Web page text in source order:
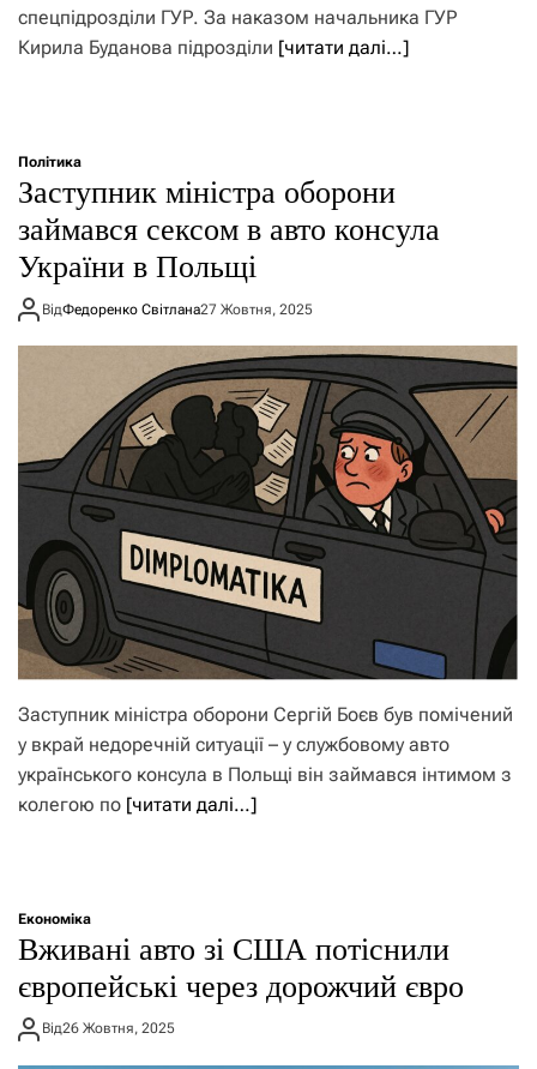
спецпідрозділи ГУР. За наказом начальника ГУР
Кирила Буданова підрозділи [читати далі…]
Політика
Заступник міністра оборони
займався сексом в авто консула
України в Польщі
ВідФедоренко Світлана27 Жовтня, 2025
Заступник міністра оборони Сергій Боєв був помічений
у вкрай недоречній ситуації – у службовому авто
українського консула в Польщі він займався інтимом з
колегою по [читати далі…]
Економіка
Вживані авто зі США потіснили
європейські через дорожчий євро
Від26 Жовтня, 2025